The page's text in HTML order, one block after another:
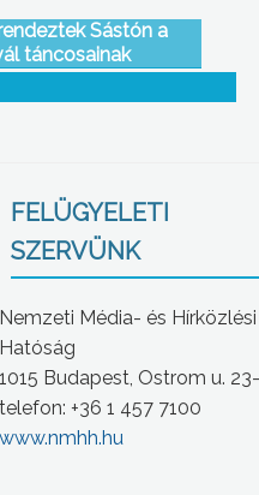
Sástón a
táncosainak
FELÜGYELETI
SZERVÜNK
Nemzeti Média- és Hírközlési
Hatóság
1015 Budapest, Ostrom u.
telefon: +36 1 457 7100
www.nmhh.hu